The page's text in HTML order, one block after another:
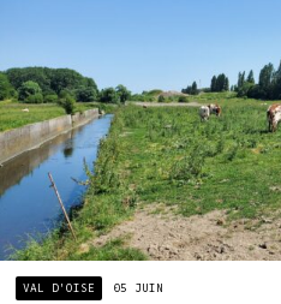
VAL D'OISE 05 JUIN